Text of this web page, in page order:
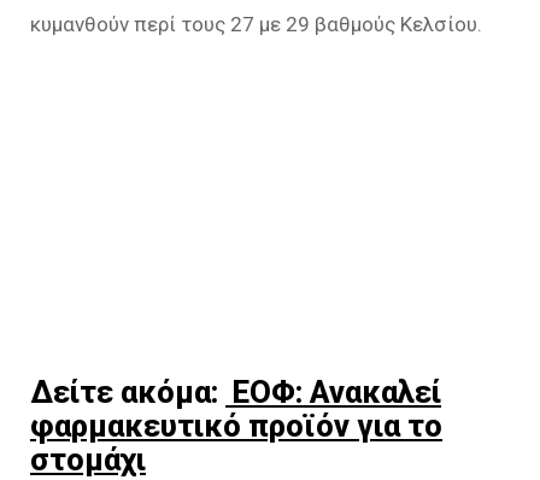
κυμανθούν περί τους 27 με 29 βαθμούς Κελσίου.
Δείτε ακόμα: ΕΟΦ: Ανακαλεί
φαρμακευτικό προϊόν για το
στομάχι